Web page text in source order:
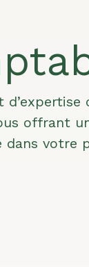
offrant
dans votre